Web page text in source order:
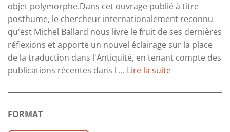
objet polymorphe.Dans cet ouvrage publié à titre
posthume, le chercheur internationalement reconnu
qu'est Michel Ballard nous livre le fruit de ses dernières
réflexions et apporte un nouvel éclairage sur la place
de la traduction dans l'Antiquité, en tenant compte des
publications récentes dans l ... Lire la suite
FORMAT